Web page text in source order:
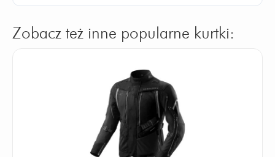
Zobacz też inne popularne kurtki: